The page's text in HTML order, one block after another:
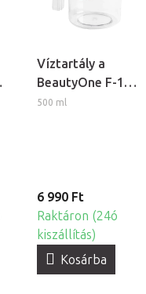
Víztartály a
BeautyOne F-17
kozmetikai
500 ml
6 990 Ft
Raktáron (24ó
kiszállítás)
Kosárba